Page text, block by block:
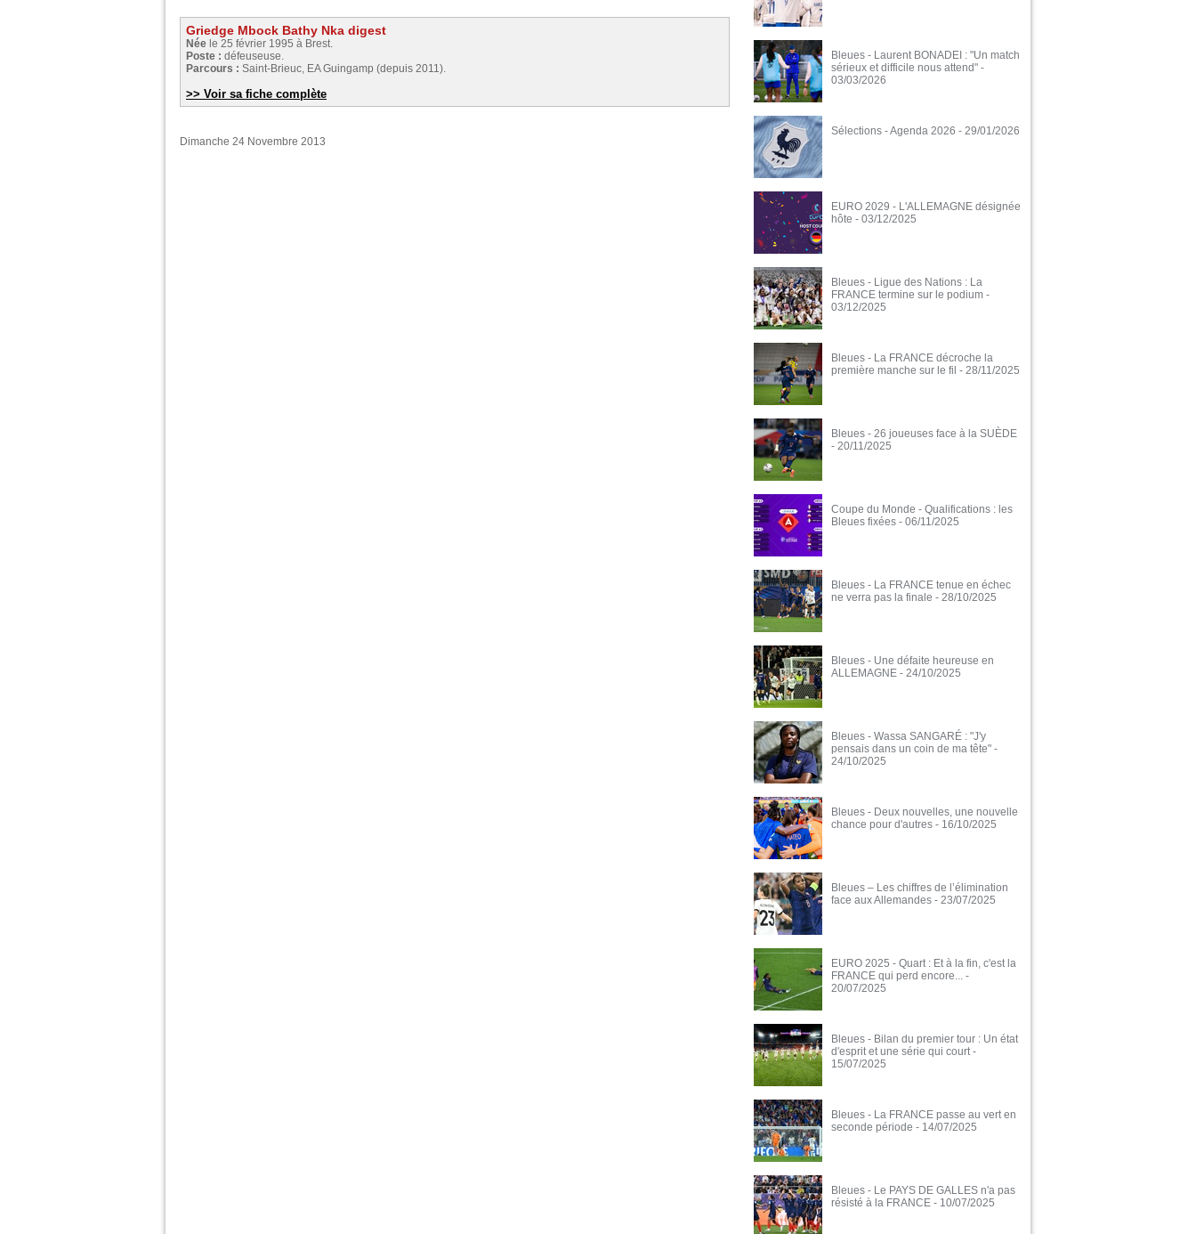
Griedge Mbock Bathy Nka digest
Née le 25 février 1995 à Brest.
Poste : défeuseuse.
Parcours : Saint-Brieuc, EA Guingamp (depuis 2011).
>> Voir sa fiche complète
Dimanche 24 Novembre 2013
Bleues - Laurent BONADEI : "Un match
sérieux et difficile nous attend" -
03/03/2026
Sélections - Agenda 2026 - 29/01/2026
EURO 2029 - L'ALLEMAGNE désignée
hôte - 03/12/2025
Bleues - Ligue des Nations : La
FRANCE termine sur le podium -
03/12/2025
Bleues - La FRANCE décroche la
première manche sur le fil - 28/11/2025
Bleues - 26 joueuses face à la SUÈDE
- 20/11/2025
Coupe du Monde - Qualifications : les
Bleues fixées - 06/11/2025
Bleues - La FRANCE tenue en échec
ne verra pas la finale - 28/10/2025
Bleues - Une défaite heureuse en
ALLEMAGNE - 24/10/2025
Bleues - Wassa SANGARÉ : "J'y
pensais dans un coin de ma tête" -
24/10/2025
Bleues - Deux nouvelles, une nouvelle
chance pour d'autres - 16/10/2025
Bleues – Les chiffres de l’élimination
face aux Allemandes - 23/07/2025
EURO 2025 - Quart : Et à la fin, c'est la
FRANCE qui perd encore... -
20/07/2025
Bleues - Bilan du premier tour : Un état
d'esprit et une série qui court -
15/07/2025
Bleues - La FRANCE passe au vert en
seconde période - 14/07/2025
Bleues - Le PAYS DE GALLES n'a pas
résisté à la FRANCE - 10/07/2025